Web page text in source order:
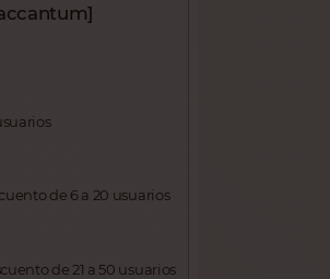
de 6 a 20 usuarios
de 21 a 50 usuarios